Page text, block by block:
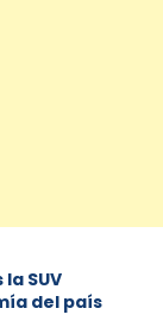
SUV
del país